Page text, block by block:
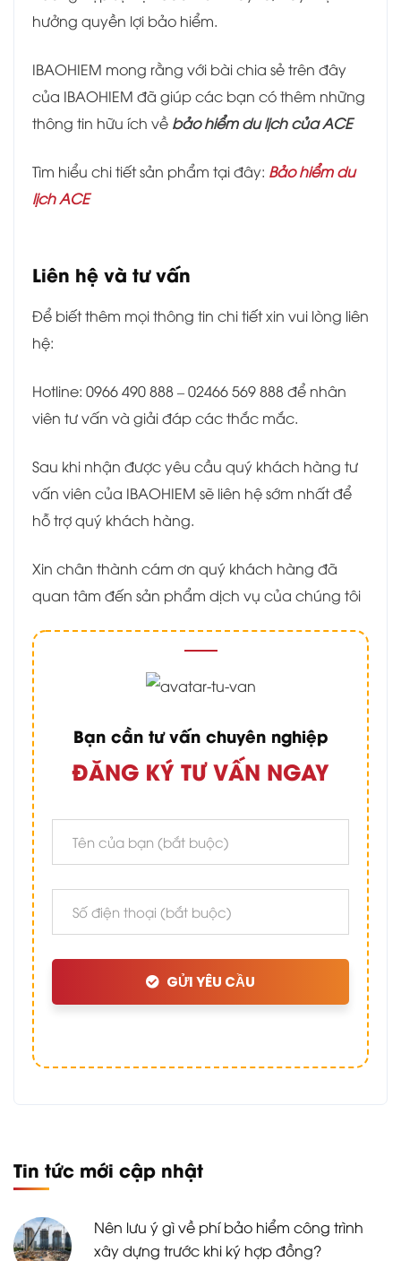
hưởng quyền lợi bảo hiểm.
IBAOHIEM mong rằng với bài chia sẻ trên đây
của IBAOHIEM đã giúp các bạn có thêm những
thông tin hữu ích về bảo hiểm du lịch của ACE
Tìm hiểu chi tiết sản phẩm tại đây: Bảo hiểm du
lịch ACE
Liên hệ và tư vấn
Để biết thêm mọi thông tin chi tiết xin vui lòng liên
hệ:
Hotline: 0966 490 888 – 02466 569 888 để nhân
viên tư vấn và giải đáp các thắc mắc.
Sau khi nhận được yêu cầu quý khách hàng tư
vấn viên của IBAOHIEM sẽ liên hệ sớm nhất để
hỗ trợ quý khách hàng.
Xin chân thành cám ơn quý khách hàng đã
quan tâm đến sản phẩm dịch vụ của chúng tôi
Bạn cần tư vấn chuyên nghiệp
ĐĂNG KÝ TƯ VẤN NGAY
GỬI YÊU CẦU
Tin tức mới cập nhật
Nên lưu ý gì về phí bảo hiểm công trình
xây dựng trước khi ký hợp đồng?